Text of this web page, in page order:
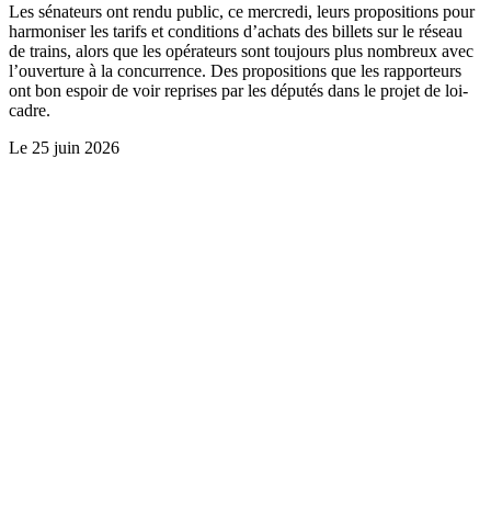
Les sénateurs ont rendu public, ce mercredi, leurs propositions pour
harmoniser les tarifs et conditions d’achats des billets sur le réseau
de trains, alors que les opérateurs sont toujours plus nombreux avec
l’ouverture à la concurrence. Des propositions que les rapporteurs
ont bon espoir de voir reprises par les députés dans le projet de loi-
cadre.
Le 25 juin 2026